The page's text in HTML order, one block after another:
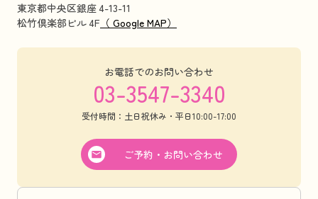
東京都中央区銀座 4-13-11
松竹倶楽部ビル 4F （ Google MAP）
お電話でのお問い合わせ
03-3547-3340
受付時間：土日祝休み・平日10:00-17:00
ご予約・お問い合わせ